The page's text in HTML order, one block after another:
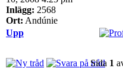
Inlägg: 2568
Ort: Andúnie
Upp
Sida 1